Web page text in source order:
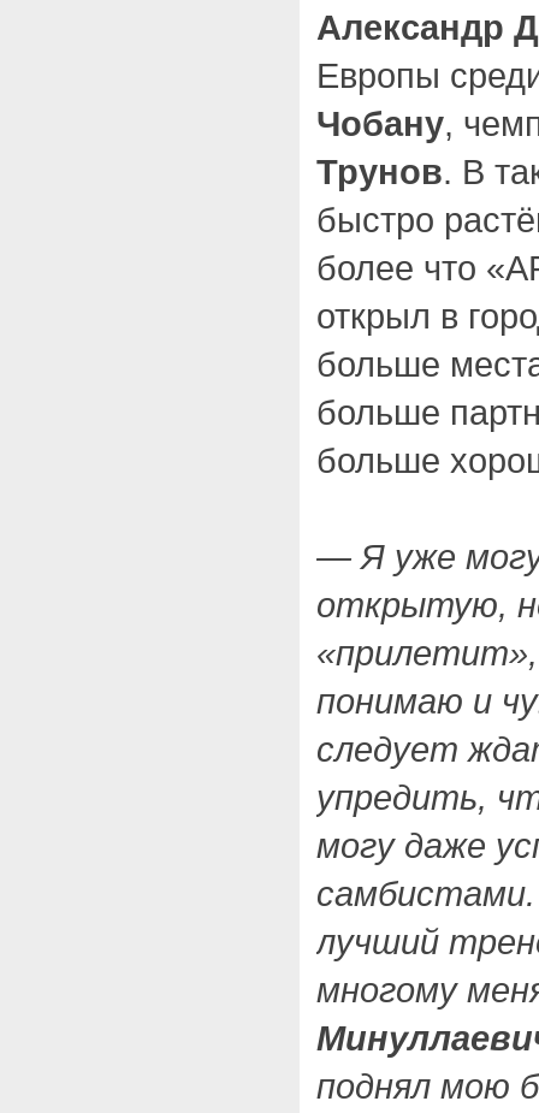
Александр
Европы
Чобану,
Трунов. В
быстро
более что
открыл в
больше
больше
больше
— Я уже
открытую,
понимаю и
следует
упредить,
могу даже
лучший
многому
поднял мою